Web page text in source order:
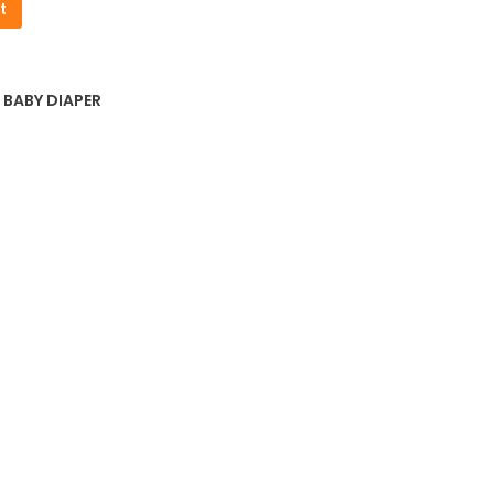
BABY DIAPER